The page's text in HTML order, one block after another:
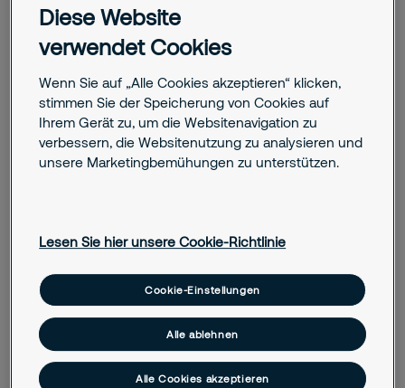
Krankenhäuser, Pflegeeinrichtungen und Schulen
Hotels und Versammlungsstätten
Logistik- und Lagerflächen
Leistungen:
Schulung von Mitarbeitenden im Umgang mit
Evakuierungsübungen, Ausbildung von
Brandschutzhelfer:innen, Erstellung von
Schulungsnachweisen, praxisnahe Übungen
Relevante Synonyme & Suchbegriffe:
Diese Website
verwendet Cookies
Wenn Sie auf „Alle Cookies akzeptieren“ klicken,
stimmen Sie der Speicherung von Cookies auf
Ihrem Gerät zu, um die Websitenavigation zu
verbessern, die Websitenutzung zu analysieren und
unsere Marketingbemühungen zu unterstützen.
Lesen Sie hier unsere Cookie-Richtlinie
Cookie-Einstellungen
Alle ablehnen
Alle Cookies akzeptieren